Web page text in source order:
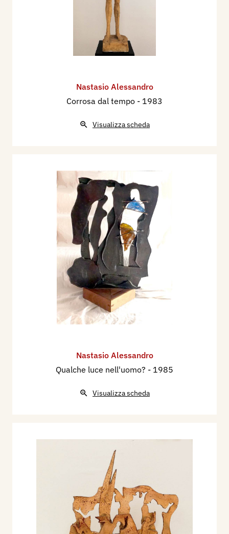
Nastasio Alessandro
Corrosa dal tempo - 1983
Visualizza scheda
Nastasio Alessandro
Qualche luce nell'uomo? - 1985
Visualizza scheda